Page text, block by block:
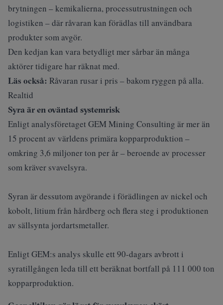
brytningen – kemikalierna, processutrustningen och
logistiken – där råvaran kan förädlas till användbara
produkter som avgör.
Den kedjan kan vara betydligt mer sårbar än många
aktörer tidigare har räknat med.
Läs också: Råvaran rusar i pris – bakom ryggen på alla.
Realtid
Syra är en oväntad systemrisk
Enligt analysföretaget GEM Mining Consulting är mer än
15 procent av världens primära kopparproduktion –
omkring 3,6 miljoner ton per år – beroende av processer
som kräver svavelsyra.
Syran är dessutom avgörande i förädlingen av nickel och
kobolt, litium från hårdberg och flera steg i produktionen
av sällsynta jordartsmetaller.
Enligt GEM:s analys skulle ett 90-dagars avbrott i
syratillgången leda till ett beräknat bortfall på 111 000 ton
kopparproduktion.